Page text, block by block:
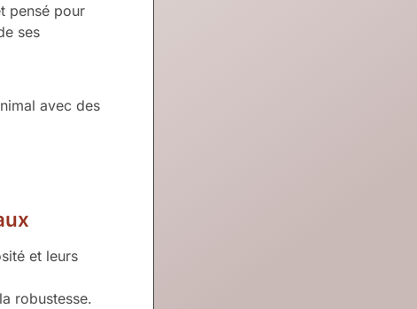
pensé pour
ses
avec des
et leurs
robustesse.